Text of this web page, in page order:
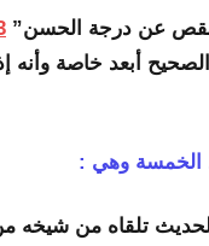
نقص عن درجة الحسن”
أبعد خاصة
الخمسة وهي :